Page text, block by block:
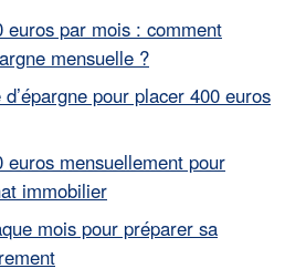
euros par mois : comment
mensuelle ?
pour placer 400 euros
euros mensuellement pour
immobilier
mois pour préparer sa